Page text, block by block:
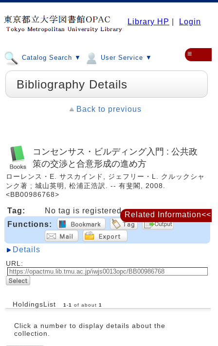
Library HP Login
Catalog Search ▼ User Service ▼ ≡
Bibliography Details
Back to previous
コンセンサス・ビルディング入門 : 公共政
策の交渉と合意形成の進め方
ローレンス・E. サスカインド, ジェフリー・L. クルックシャ
ンク著 ; 城山英明, 松浦正浩訳. -- 有斐閣, 2008.
<BB00986768>
Tag:
No tag is registered
Functions:
Details
URL:
HoldingsList 1 -1 of about 1
Click a number to display details about the
collection.
Related Information<<